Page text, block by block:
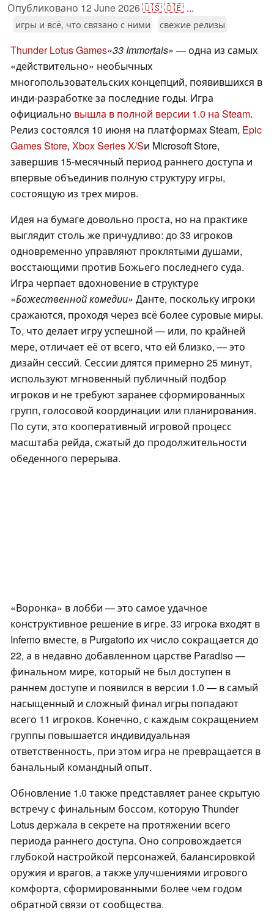
Опубликовано 12 June 2026🇺🇸🇩🇪 ...
игры и всё, что связано с ними свежие релизы
Thunder Lotus Games«33 Immortals» — одна из самых
«действительно» необычных
многопользовательских концепций, появившихся в
инди-разработке за последние годы. Игра
официально вышла в полной версии 1.0 на Steam.
Релиз состоялся 10 июня на платформах Steam, Epic
Games Store, Xbox Series X/Sи Microsoft Store,
завершив 15-месячный период раннего доступа и
впервые объединив полную структуру игры,
состоящую из трех миров.
Идея на бумаге довольно проста, но на практике
выглядит столь же причудливо: до 33 игроков
одновременно управляют проклятыми душами,
восстающими против Божьего последнего суда.
Игра черпает вдохновение в структуре
«Божественной комедии» Данте, поскольку игроки
сражаются, проходя через всё более суровые миры.
То, что делает игру успешной — или, по крайней
мере, отличает её от всего, что ей близко, — это
дизайн сессий. Сессии длятся примерно 25 минут,
используют мгновенный публичный подбор
игроков и не требуют заранее сформированных
групп, голосовой координации или планирования.
По сути, это кооперативный игровой процесс
масштаба рейда, сжатый до продолжительности
обеденного перерыва.
«Воронка» в лобби — это самое удачное
конструктивное решение в игре. 33 игрока входят в
Inferno вместе, в Purgatorio их число сокращается до
22, а в недавно добавленном царстве Paradiso —
финальном мире, который не был доступен в
раннем доступе и появился в версии 1.0 — в самый
насыщенный и сложный финал игры попадают
всего 11 игроков. Конечно, с каждым сокращением
группы повышается индивидуальная
ответственность, при этом игра не превращается в
банальный командный опыт.
Обновление 1.0 также представляет ранее скрытую
встречу с финальным боссом, которую Thunder
Lotus держала в секрете на протяжении всего
периода раннего доступа. Оно сопровождается
глубокой настройкой персонажей, балансировкой
оружия и врагов, а также улучшениями игрового
комфорта, сформированными более чем годом
обратной связи от сообщества.